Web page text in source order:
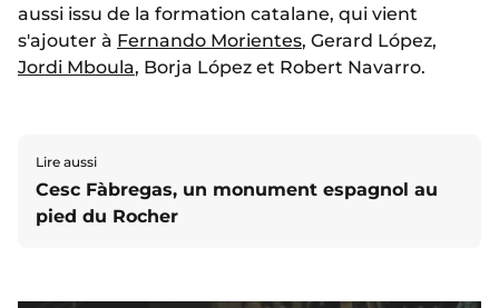
aussi issu de la formation catalane, qui vient
s'ajouter à Fernando Morientes, Gerard López,
Jordi Mboula, Borja López et Robert Navarro.
Lire aussi
Cesc Fàbregas, un monument espagnol au
pied du Rocher